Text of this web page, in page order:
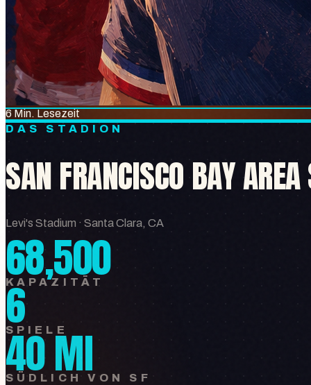
6 Min. Lesezeit
DAS STADION
SAN FRANCISCO BAY
Levi's Stadium · Santa Clara, CA
68,500
KAPAZITÄT
6
SPIELE
40 MI
SÜDLICH VON SF